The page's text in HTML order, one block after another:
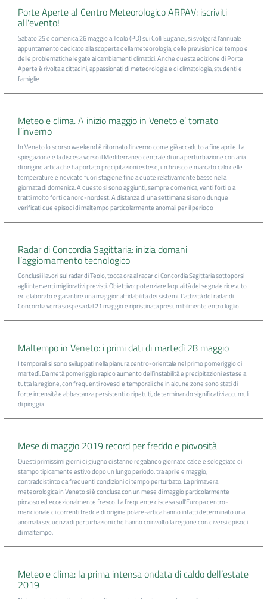
Porte Aperte al Centro Meteorologico ARPAV: iscriviti
all'evento!
Sabato 25 e domenica 26 maggio a Teolo (PD) sui Colli Euganei, si svolgerà l’annuale
appuntamento dedicato alla scoperta della meteorologia, delle previsioni del tempo e
delle problematiche legate ai cambiamenti climatici. Anche questa edizione di Porte
Aperte è rivolta a cittadini, appassionati di meteorologia e di climatologia, studenti e
famiglie
Meteo e clima. A inizio maggio in Veneto e’ tornato
l’inverno
In Veneto lo scorso weekend è ritornato l’inverno come già accaduto a fine aprile. La
spiegazione è la discesa verso il Mediterraneo centrale di una perturbazione con aria
di origine artica che ha portato precipitazioni estese, un brusco e marcato calo delle
temperature e nevicate fuori stagione fino a quote relativamente basse nella
giornata di domenica. A questo si sono aggiunti, sempre domenica, venti forti o a
tratti molto forti da nord-nordest. A distanza di una settimana si sono dunque
verificati due episodi di maltempo particolarmente anomali per il periodo
Radar di Concordia Sagittaria: inizia domani
l’aggiornamento tecnologico
Conclusi i lavori sul radar di Teolo, tocca ora al radar di Concordia Sagittaria sottoporsi
agli interventi migliorativi previsti. Obiettivo: potenziare la qualità del segnale ricevuto
ed elaborato e garantire una maggior affidabilità dei sistemi. L’attività del radar di
Concordia verrà sospesa dal 21 maggio e ripristinata presumibilmente entro luglio
Maltempo in Veneto: i primi dati di martedì 28 maggio
I temporali si sono sviluppati nella pianura centro-orientale nel primo pomeriggio di
martedì. Da metà pomeriggio rapido aumento dell’instabilità e precipitazioni estese a
tutta la regione, con frequenti rovesci e temporali che in alcune zone sono stati di
forte intensità e abbastanza persistenti o ripetuti, determinando significativi accumuli
di pioggia
Mese di maggio 2019 record per freddo e piovosità
Questi primissimi giorni di giugno ci stanno regalando giornate calde e soleggiate di
stampo tipicamente estivo dopo un lungo periodo, tra aprile e maggio,
contraddistinto da frequenti condizioni di tempo perturbato. La primavera
meteorologica in Veneto si è conclusa con un mese di maggio particolarmente
piovoso ed eccezionalmente fresco. La frequente discesa sull'Europa centro-
meridionale di correnti fredde di origine polare-artica hanno infatti determinato una
anomala sequenza di perturbazioni che hanno coinvolto la regione con diversi episodi
di maltempo.
Meteo e clima: la prima intensa ondata di caldo dell’estate
2019